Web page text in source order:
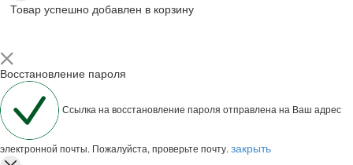
Товар успешно добавлен в корзину
Восстановление пароля
Ссылка на восстановление пароля отправлена на Ваш адрес
электронной почты. Пожалуйста, проверьте почту. закрыть